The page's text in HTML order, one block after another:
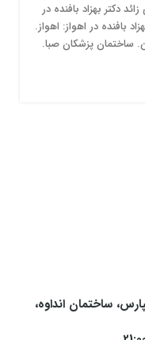
دکتر بهزاد بافنده در
بافنده در اهواز: اهواز.
ساختمان پزشکان صبا.
وهابی، نبش خیابان 14 کیانپارس، ساختمان انداوه،